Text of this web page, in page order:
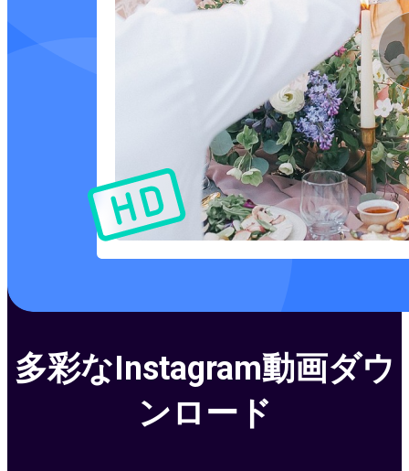
多彩なInstagram動画ダウ
ンロード